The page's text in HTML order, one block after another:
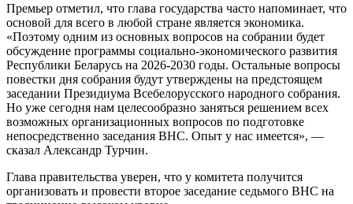
Премьер отметил, что глава государства часто напоминает, что
основой для всего в любой стране является экономика.
«Поэтому одним из основных вопросов на собрании будет
обсуждение программы социально-экономического развития
Республики Беларусь на 2026-2030 годы. Остальные вопросы
повестки дня собрания будут утверждены на предстоящем
заседании Президиума Всебелорусского народного собрания.
Но уже сегодня нам целесообразно заняться решением всех
возможных организационных вопросов по подготовке
непосредственно заседания ВНС. Опыт у нас имеется», —
сказал Александр Турчин.
Глава правительства уверен, что у комитета получится
организовать и провести второе заседание седьмого ВНС на